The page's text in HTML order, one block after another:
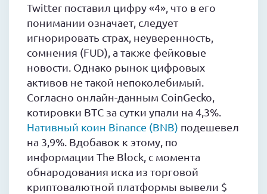
Twitter поставил цифру «4», что в его
понимании означает, следует
игнорировать страх, неуверенность,
сомнения (FUD), а также фейковые
новости. Однако рынок цифровых
активов не такой непоколебимый.
Согласно онлайн-данным CoinGecko,
котировки BTC за сутки упали на 4,3%.
Нативный коин Binance (BNB) подешевел
на 3,9%. Вдобавок к этому, по
информации The Block, с момента
обнародования иска из торговой
криптовалютной платформы вывели $